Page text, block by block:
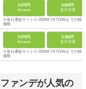
3,970円
Amazon
6,663円
楽天市場
※各社通販サイトの 2026年7月7日時点 での税込
価格
3,970円
Amazon
3,300円
楽天市場
※各社通販サイトの 2026年7月7日時点 での税込
価格
ァンデが人気の